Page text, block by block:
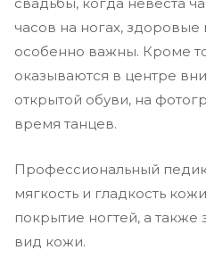
часов на ногах,
особенно важны. Кроме
оказываются в центре
открытой обуви, на
время танцев.
Профессиональный
мягкость и гладкость
покрытие ногтей, а
вид кожи.